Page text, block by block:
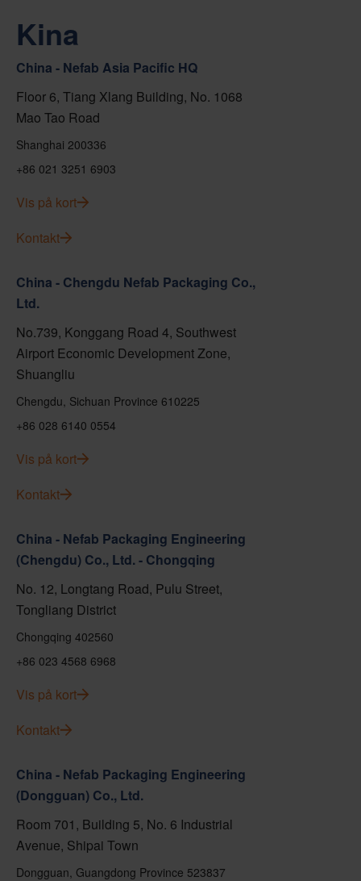
Kina
China - Nefab Asia Pacific HQ
Floor 6, Tiang Xlang Building, No. 1068
Mao Tao Road
Shanghai 200336
+86 021 3251 6903
Vis på kort
Kontakt
China - Chengdu Nefab Packaging Co.,
Ltd.
No.739, Konggang Road 4, Southwest
Airport Economic Development Zone,
Shuangliu
Chengdu, Sichuan Province 610225
+86 028 6140 0554
Vis på kort
Kontakt
China - Nefab Packaging Engineering
(Chengdu) Co., Ltd. - Chongqing
No. 12, Longtang Road, Pulu Street,
Tongliang District
Chongqing 402560
+86 023 4568 6968
Vis på kort
Kontakt
China - Nefab Packaging Engineering
(Dongguan) Co., Ltd.
Room 701, Building 5, No. 6 Industrial
Avenue, Shipai Town
Dongguan, Guangdong Province 523837